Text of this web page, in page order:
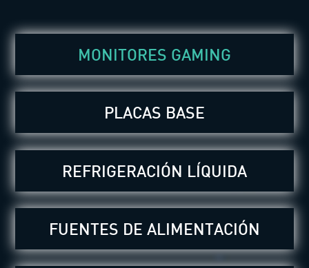
MONITORES GAMING
PLACAS BASE
REFRIGERACIÓN LÍQUIDA
FUENTES DE ALIMENTACIÓN